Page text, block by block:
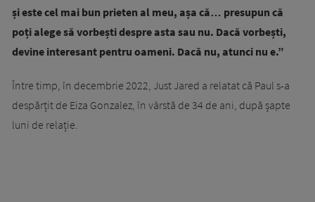
și este cel mai bun prieten al meu, așa că… presupun că
poți alege să vorbești despre asta sau nu. Dacă vorbești,
devine interesant pentru oameni. Dacă nu, atunci nu e.”
Între timp, în decembrie 2022, Just Jared a relatat că Paul s-a
despărțit de Eiza Gonzalez, în vârstă de 34 de ani, după șapte
luni de relație.